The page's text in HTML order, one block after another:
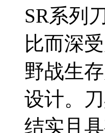
SR系列
比而深
野战生
设计。
结实且